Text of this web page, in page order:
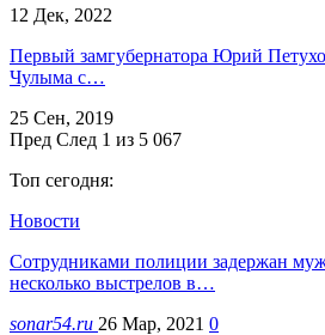
12 Дек, 2022
Первый замгубернатора Юрий
Чулыма с…
25 Сен, 2019
Пред След 1 из 5 067
Топ сегодня:
Новости
Сотрудниками полиции задержан
несколько выстрелов в…
sonar54.ru 26 Мар, 2021 0